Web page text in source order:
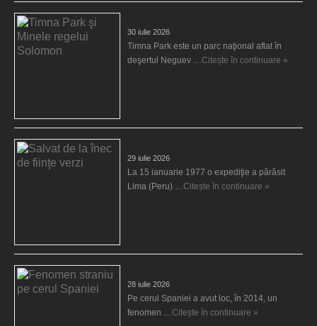
30 iulie 2026
Timna Park este un parc naţional aflat în
deşertul Neguev …Citește în continuare »
29 iulie 2026
La 15 ianuarie 1977 o expediţie a părăsit
Lima (Peru) …Citește în continuare »
28 iulie 2026
Pe cerul Spaniei a avut loc, în 2014, un
fenomen …Citește în continuare »